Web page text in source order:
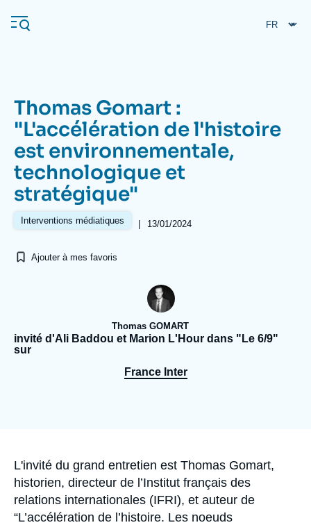
au
contenu
Navigation
principale
L'Ifri
Analyses
Se connecter
À propos de l'Ifri Recherches fréquentes
Thomas Gomart :
"L'accélération de l'histoire
est environnementale,
technologique et
stratégique"
Interventions médiatiques | 13/01/2024
Ajouter à mes favoris
Thomas GOMART
invité d'Ali Baddou et Marion L'Hour dans "Le 6/9"
sur
France Inter
Accroche
L'invité du grand entretien est Thomas Gomart,
historien, directeur de l’Institut français des
relations internationales (IFRI), et auteur de
“L’accélération de l’histoire. Les noeuds